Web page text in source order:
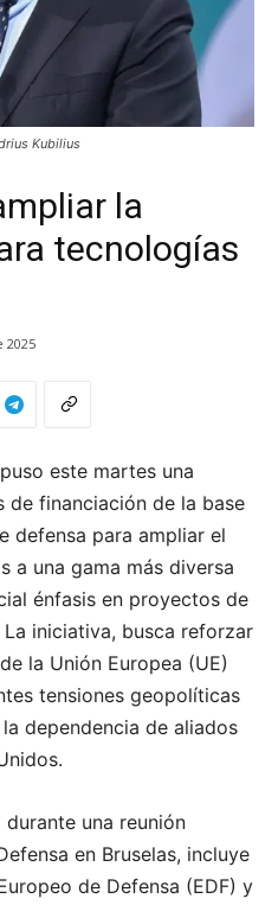
Kubilius
la
tecnologías
2025
este martes una
de financiación de la base
defensa para ampliar el
a una gama más diversa
énfasis en proyectos de
iniciativa, busca reforzar
la Unión Europea (UE)
tensiones geopolíticas
dependencia de aliados
una reunión
en Bruselas, incluye
de Defensa (EDF) y